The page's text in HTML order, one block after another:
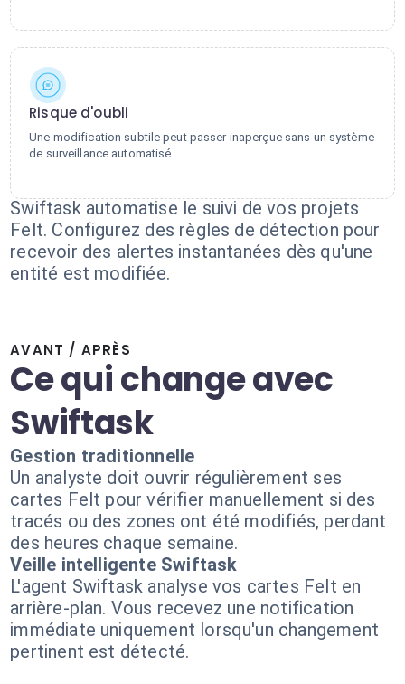
Risque d'oubli
Une modification subtile peut passer inaperçue sans un système
de surveillance automatisé.
Swiftask automatise le suivi de vos projets
Felt. Configurez des règles de détection pour
recevoir des alertes instantanées dès qu'une
entité est modifiée.
AVANT / APRÈS
Ce qui change avec
Swiftask
Gestion traditionnelle
Un analyste doit ouvrir régulièrement ses
cartes Felt pour vérifier manuellement si des
tracés ou des zones ont été modifiés, perdant
des heures chaque semaine.
Veille intelligente Swiftask
L'agent Swiftask analyse vos cartes Felt en
arrière-plan. Vous recevez une notification
immédiate uniquement lorsqu'un changement
pertinent est détecté.